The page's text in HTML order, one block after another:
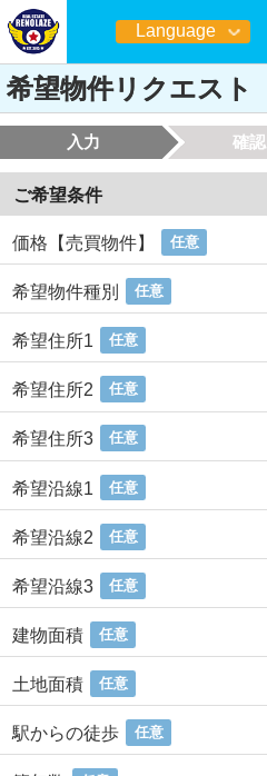
Language
日本語
希望物件リクエスト
入力 確認
ご希望条件
価格【売買物件】 任意
希望物件種別 任意
希望住所1 任意
希望住所2 任意
希望住所3 任意
希望沿線1 任意
希望沿線2 任意
希望沿線3 任意
建物面積 任意
土地面積 任意
駅からの徒歩 任意